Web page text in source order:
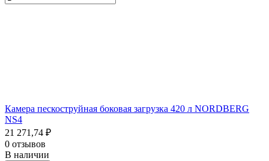
Камера пескоструйная боковая загрузка 420 л NORDBERG
NS4
21 271,74 ₽
0 отзывов
В наличии